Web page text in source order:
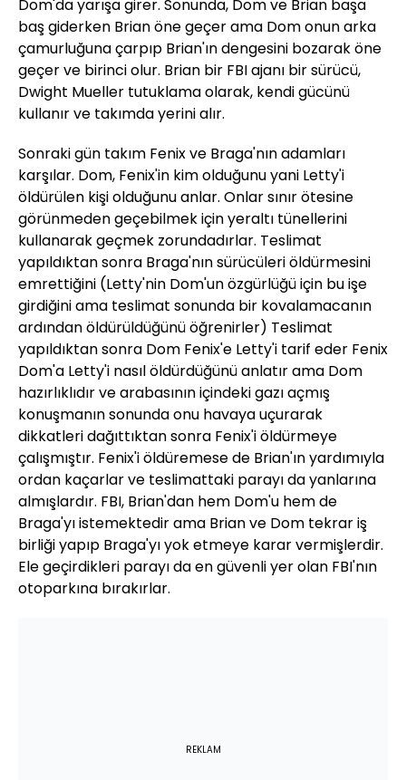
Dom'da yarışa girer. Sonunda, Dom ve Brian başa
baş giderken Brian öne geçer ama Dom onun arka
çamurluğuna çarpıp Brian'ın dengesini bozarak öne
geçer ve birinci olur. Brian bir FBI ajanı bir sürücü,
Dwight Mueller tutuklama olarak, kendi gücünü
kullanır ve takımda yerini alır.
Sonraki gün takım Fenix ve Braga'nın adamları
karşılar. Dom, Fenix'in kim olduğunu yani Letty'i
öldürülen kişi olduğunu anlar. Onlar sınır ötesine
görünmeden geçebilmek için yeraltı tünellerini
kullanarak geçmek zorundadırlar. Teslimat
yapıldıktan sonra Braga'nın sürücüleri öldürmesini
emrettiğini (Letty'nin Dom'un özgürlüğü için bu işe
girdiğini ama teslimat sonunda bir kovalamacanın
ardından öldürüldüğünü öğrenirler) Teslimat
yapıldıktan sonra Dom Fenix'e Letty'i tarif eder Fenix
Dom'a Letty'i nasıl öldürdüğünü anlatır ama Dom
hazırlıklıdır ve arabasının içindeki gazı açmış
konuşmanın sonunda onu havaya uçurarak
dikkatleri dağıttıktan sonra Fenix'i öldürmeye
çalışmıştır. Fenix'i öldüremese de Brian'ın yardımıyla
ordan kaçarlar ve teslimattaki parayı da yanlarına
almışlardır. FBI, Brian'dan hem Dom'u hem de
Braga'yı istemektedir ama Brian ve Dom tekrar iş
birliği yapıp Braga'yı yok etmeye karar vermişlerdir.
Ele geçirdikleri parayı da en güvenli yer olan FBI'nın
otoparkına bırakırlar.
REKLAM